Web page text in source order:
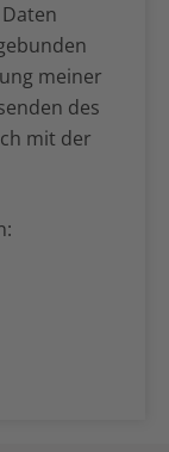
meiner
des
mit der